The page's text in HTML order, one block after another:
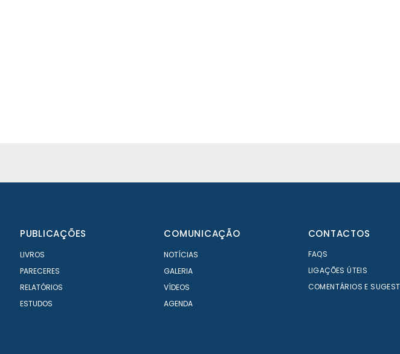
PUBLICAÇÕES
LIVROS
PARECERES
RELATÓRIOS
ESTUDOS
COMUNICAÇÃO
NOTÍCIAS
GALERIA
VÍDEOS
AGENDA
CONTACTOS
FAQS
LIGAÇÕES ÚTEIS
COMENTÁRIOS E